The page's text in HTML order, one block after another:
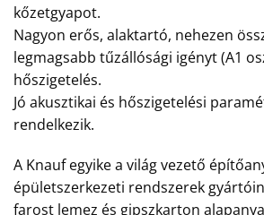
kőzetgyapot.
Nagyon erős, alaktartó, nehezen
legmagsabb tűzállósági igényt (A1
hőszigetelés.
Jó akusztikai és hőszigetelési
rendelkezik.
A Knauf egyike a világ vezető
épületszerkezeti rendszerek
farost lemez és gipszkarton